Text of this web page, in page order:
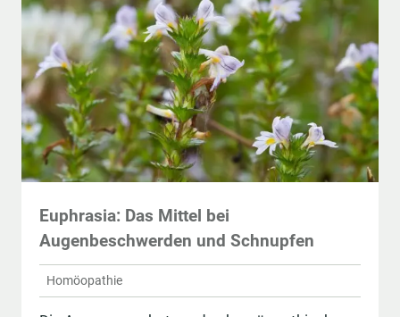
Euphrasia: Das Mittel bei
Augenbeschwerden und Schnupfen
Homöopathie